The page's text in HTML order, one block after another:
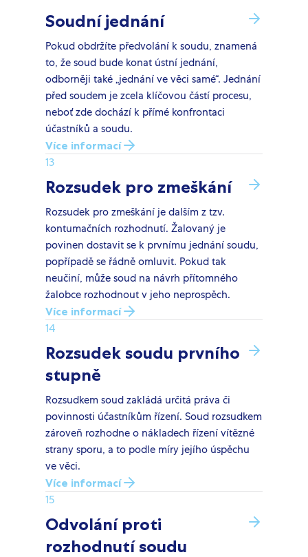
Soudní jednání
Pokud obdržíte předvolání k soudu, znamená
to, že soud bude konat ústní jednání,
odborněji také „jednání ve věci samé“. Jednání
před soudem je zcela klíčovou částí procesu,
neboť zde dochází k přímé konfrontaci
účastníků a soudu.
Více informací
13
Rozsudek pro zmeškání
Rozsudek pro zmeškání je dalším z tzv.
kontumačních rozhodnutí. Žalovaný je
povinen dostavit se k prvnímu jednání soudu,
popřípadě se řádně omluvit. Pokud tak
neučiní, může soud na návrh přítomného
žalobce rozhodnout v jeho neprospěch.
Více informací
14
Rozsudek soudu prvního
stupně
Rozsudkem soud zakládá určitá práva či
povinnosti účastníkům řízení. Soud rozsudkem
zároveň rozhodne o nákladech řízení vítězné
strany sporu, a to podle míry jejího úspěchu
ve věci.
Více informací
15
Odvolání proti
rozhodnutí soudu